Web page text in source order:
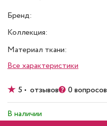
Бренд:
Коллекция:
Материал ткани:
Все характеристики
5 • отзывов 0 вопросов
В наличии